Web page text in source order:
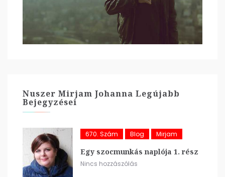
Nuszer Mirjam Johanna Legújabb
Bejegyzései
670. Szám Blog Mirjam
Egy szocmunkás naplója 1. rész
Nincs hozzászólás